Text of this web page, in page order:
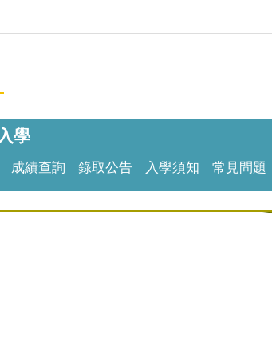
學
成績查詢 錄取公告 入學須知 常見問題